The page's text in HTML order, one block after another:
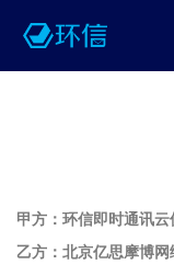
甲方：环信即时通讯云
乙方：北京亿思摩博网